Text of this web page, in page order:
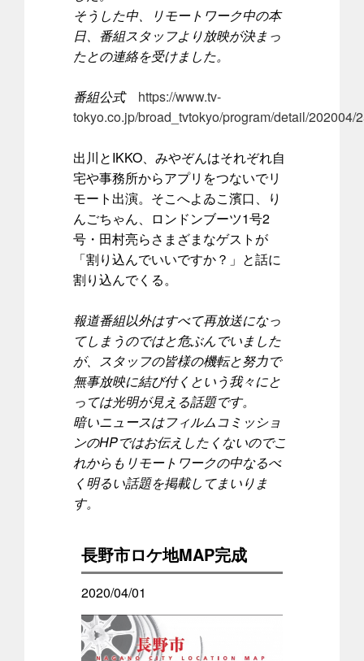
そうした中、リモートワーク中の本
日、番組スタッフより放映が決まっ
たとの連絡を受けました。
番組公式 https://www.tv-
tokyo.co.jp/broad_tvtokyo/program/detail/
出川とIKKO、みやぞんはそれぞれ自
宅や事務所からアプリをつないでリ
モート出演。そこへよゐこ濱口、り
んごちゃん、ロンドンブーツ1号2
号・田村亮らさまざまなゲストが
「割り込んでいいですか？」と話に
割り込んでくる。
報道番組以外はすべて再放送になっ
てしまうのではと危ぶんでいました
が、スタッフの皆様の機転と努力で
無事放映に結び付くという我々にと
っては光明が見える話題です。
暗いニュースはフィルムコミッショ
ンのHPではお伝えしたくないのでこ
れからもリモートワークの中なるべ
く明るい話題を掲載してまいりま
す。
長野市ロケ地MAP完成
2020/04/01